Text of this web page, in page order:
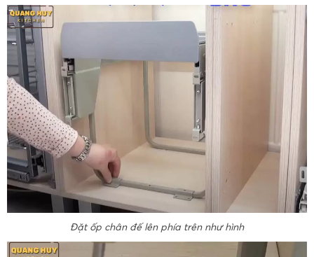
Đặt ốp chân đế lên phía trên như hình